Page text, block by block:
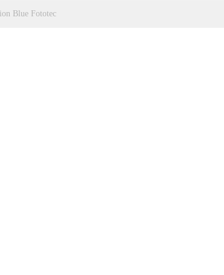
Blue Fototec